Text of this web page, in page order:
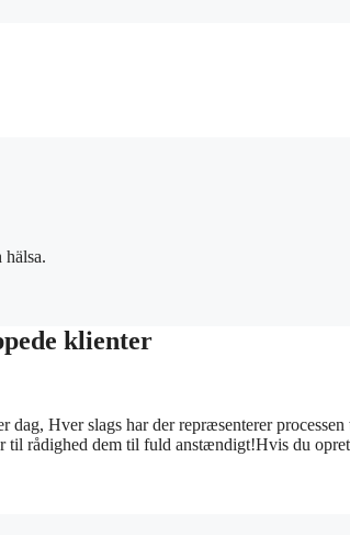
klienter
Hver slags har der repræsenterer
til rådighed dem til fuld anstændigt!Hvis du